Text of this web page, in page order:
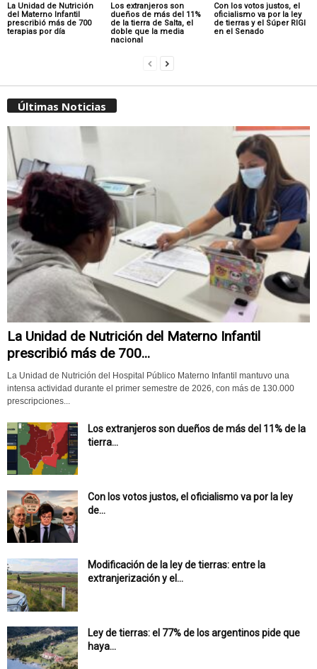
La Unidad de Nutrición
del Materno Infantil
prescribió más de 700
terapias por día
Los extranjeros son
dueños de más del 11%
de la tierra de Salta, el
doble que la media
nacional
Con los votos justos, el
oficialismo va por la ley
de tierras y el Súper RIGI
en el Senado
Últimas Noticias
La Unidad de Nutrición del Materno Infantil
prescribió más de 700...
La Unidad de Nutrición del Hospital Público Materno Infantil mantuvo una
intensa actividad durante el primer semestre de 2026, con más de 130.000
prescripciones...
Los extranjeros son dueños de más del 11% de la
tierra...
Con los votos justos, el oficialismo va por la ley
de...
Modificación de la ley de tierras: entre la
extranjerización y el...
Ley de tierras: el 77% de los argentinos pide que
haya...